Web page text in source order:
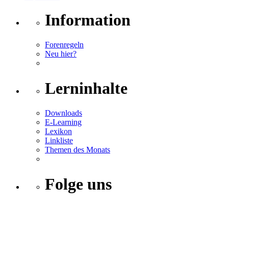
Information
Forenregeln
Neu hier?
Lerninhalte
Downloads
E-Learning
Lexikon
Linkliste
Themen des Monats
Folge uns